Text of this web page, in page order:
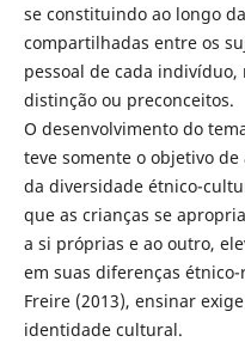
se constituindo ao longo
compartilhadas entre os
pessoal de cada
distinção ou preconceitos.
O desenvolvimento do
teve somente o objetivo
da diversidade étnico-
que as crianças se
a si próprias e ao outro,
em suas diferenças
Freire (2013), ensinar
identidade cultural.